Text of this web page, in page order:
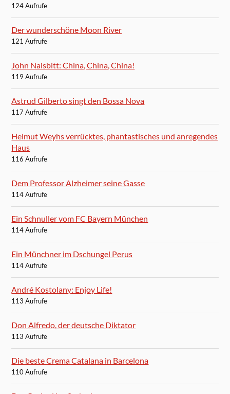
124 Aufrufe
Der wunderschöne Moon River
121 Aufrufe
John Naisbitt: China, China, China!
119 Aufrufe
Astrud Gilberto singt den Bossa Nova
117 Aufrufe
Helmut Weyhs verrücktes, phantastisches und anregendes
Haus
116 Aufrufe
Dem Professor Alzheimer seine Gasse
114 Aufrufe
Ein Schnuller vom FC Bayern München
114 Aufrufe
Ein Münchner im Dschungel Perus
114 Aufrufe
André Kostolany: Enjoy Life!
113 Aufrufe
Don Alfredo, der deutsche Diktator
113 Aufrufe
Die beste Crema Catalana in Barcelona
110 Aufrufe